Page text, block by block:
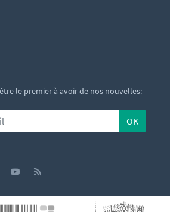
le premier à avoir de nos nouvelles:
OK